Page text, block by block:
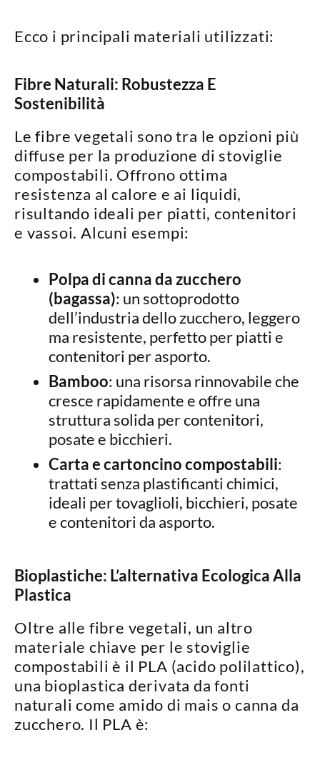
Ecco i principali materiali utilizzati:
Fibre Naturali: Robustezza E
Sostenibilità
Le fibre vegetali sono tra le opzioni più
diffuse per la produzione di stoviglie
compostabili. Offrono ottima
resistenza al calore e ai liquidi,
risultando ideali per piatti, contenitori
e vassoi. Alcuni esempi:
Polpa di canna da zucchero
(bagassa): un sottoprodotto
dell’industria dello zucchero, leggero
ma resistente, perfetto per piatti e
contenitori per asporto.
Bamboo: una risorsa rinnovabile che
cresce rapidamente e offre una
struttura solida per contenitori,
posate e bicchieri.
Carta e cartoncino compostabili:
trattati senza plastificanti chimici,
ideali per tovaglioli, bicchieri, posate
e contenitori da asporto.
Bioplastiche: L’alternativa Ecologica Alla
Plastica
Oltre alle fibre vegetali, un altro
materiale chiave per le stoviglie
compostabili è il PLA (acido polilattico),
una bioplastica derivata da fonti
naturali come amido di mais o canna da
zucchero. Il PLA è: